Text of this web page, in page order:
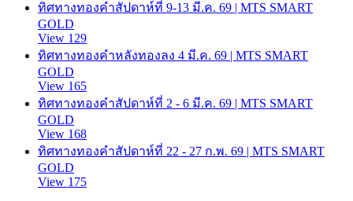
ทิศทางทองคำสัปดาห์ที่ 9-13 มี.ค. 69 | MTS SMART
GOLD
View 129
ทิศทางทองคำหลังทองลง 4 มี.ค. 69 | MTS SMART
GOLD
View 165
ทิศทางทองคำสัปดาห์ที่ 2 - 6 มี.ค. 69 | MTS SMART
GOLD
View 168
ทิศทางทองคำสัปดาห์ที่ 22 - 27 ก.พ. 69 | MTS SMART
GOLD
View 175